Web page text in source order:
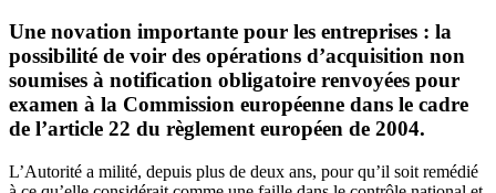
Une novation importante pour les entreprises : la
possibilité de voir des opérations d’acquisition non
soumises à notification obligatoire renvoyées pour
examen à la Commission européenne dans le cadre
de l’article 22 du règlement européen de 2004.
L’Autorité a milité, depuis plus de deux ans, pour qu’il soit remédié